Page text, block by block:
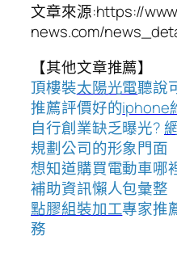
文章來源:https://
news.com/
【其他文章推薦】
頂樓裝太陽光電聽說
推薦評價好的iphone
自行創業缺乏曝光?
規劃公司的形象門面
想知道購買電動車哪
補助資訊懶人包彙整
點膠組裝加工專家推
務